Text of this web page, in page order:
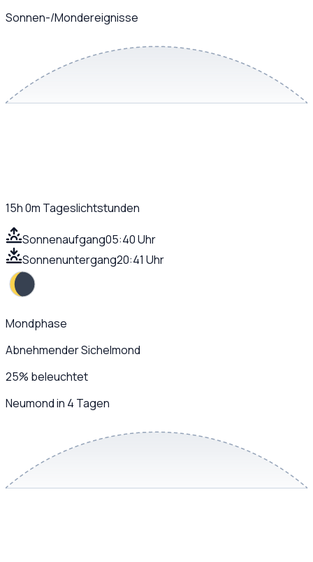
Sonnen-/Mondereignisse
15h 0m Tageslichtstunden
Sonnenaufgang05:40 Uhr
Sonnenuntergang20:41 Uhr
Mondphase
Abnehmender Sichelmond
25% beleuchtet
Neumond in 4 Tagen